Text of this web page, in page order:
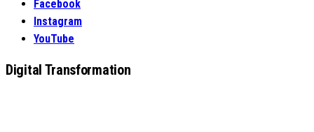
Facebook
Instagram
YouTube
Digital Transformation